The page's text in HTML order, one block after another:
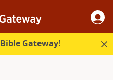
Bible Gateway!